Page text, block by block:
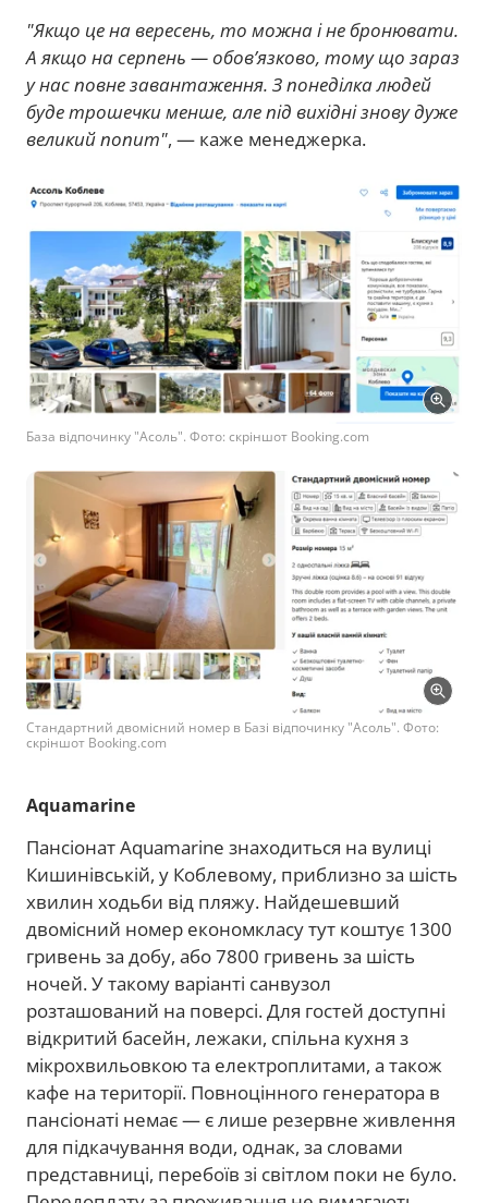
"Якщо це на вересень, то можна і не бронювати.
А якщо на серпень — обов’язково, тому що зараз
у нас повне завантаження. З понеділка людей
буде трошечки менше, але під вихідні знову дуже
великий попит", — каже менеджерка.
База відпочинку "Асоль". Фото: скріншот Booking.com
Стандартний двомісний номер в Базі відпочинку "Асоль". Фото:
скріншот Booking.com
Aquamarine
Пансіонат Aquamarine знаходиться на вулиці
Кишинівській, у Коблевому, приблизно за шість
хвилин ходьби від пляжу. Найдешевший
двомісний номер економкласу тут коштує 1300
гривень за добу, або 7800 гривень за шість
ночей. У такому варіанті санвузол
розташований на поверсі. Для гостей доступні
відкритий басейн, лежаки, спільна кухня з
мікрохвильовкою та електроплитами, а також
кафе на території. Повноцінного генератора в
пансіонаті немає — є лише резервне живлення
для підкачування води, однак, за словами
представниці, перебоїв зі світлом поки не було.